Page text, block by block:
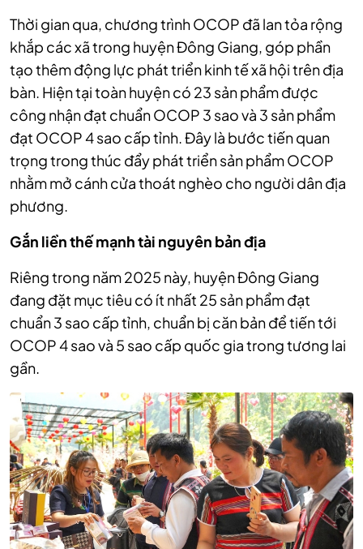
Thời gian qua, chương trình OCOP đã lan tỏa rộng
khắp các xã trong huyện Đông Giang, góp phần
tạo thêm động lực phát triển kinh tế xã hội trên địa
bàn. Hiện tại toàn huyện có 23 sản phẩm được
công nhận đạt chuẩn OCOP 3 sao và 3 sản phẩm
đạt OCOP 4 sao cấp tỉnh. Đây là bước tiến quan
trọng trong thúc đẩy phát triển sản phẩm OCOP
nhằm mở cánh cửa thoát nghèo cho người dân địa
phương.
Gắn liền thế mạnh tài nguyên bản địa
Riêng trong năm 2025 này, huyện Đông Giang
đang đặt mục tiêu có ít nhất 25 sản phẩm đạt
chuẩn 3 sao cấp tỉnh, chuẩn bị căn bản để tiến tới
OCOP 4 sao và 5 sao cấp quốc gia trong tương lai
gần.